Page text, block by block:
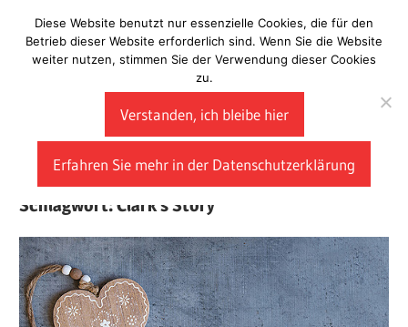
Inhalt
springen
Laberladen
Schlagwort:Clark’s Story
Diese Website benutzt nur essenzielle Cookies, die für den
Betrieb dieser Website erforderlich sind. Wenn Sie die Website
weiter nutzen, stimmen Sie der Verwendung dieser Cookies
zu.
Verstanden, ich bleibe hier
Erfahren Sie mehr in der Datenschutzerklärung